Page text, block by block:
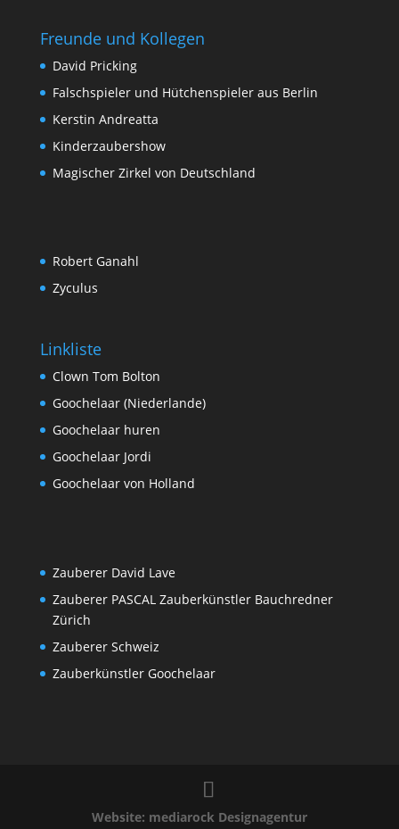
Freunde und Kollegen
David Pricking
Falschspieler und Hütchenspieler aus Berlin
Kerstin Andreatta
Kinderzaubershow
Magischer Zirkel von Deutschland
Robert Ganahl
Zyculus
Linkliste
Clown Tom Bolton
Goochelaar (Niederlande)
Goochelaar huren
Goochelaar Jordi
Goochelaar von Holland
Zauberer David Lave
Zauberer PASCAL Zauberkünstler Bauchredner
Zürich
Zauberer Schweiz
Zauberkünstler Goochelaar
Website: mediarock Designagentur